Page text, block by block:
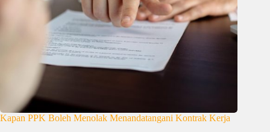
Kapan PPK Boleh Menolak Menandatangani Kontrak Kerja